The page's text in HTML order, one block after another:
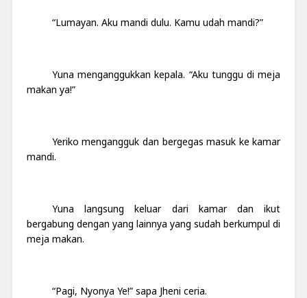
“Lumayan. Aku mandi dulu. Kamu udah mandi?”
Yuna menganggukkan kepala. “Aku tunggu di meja
makan ya!”
Yeriko mengangguk dan bergegas masuk ke kamar
mandi.
Yuna langsung keluar dari kamar dan ikut
bergabung dengan yang lainnya yang sudah berkumpul di
meja makan.
“Pagi, Nyonya Ye!” sapa Jheni ceria.